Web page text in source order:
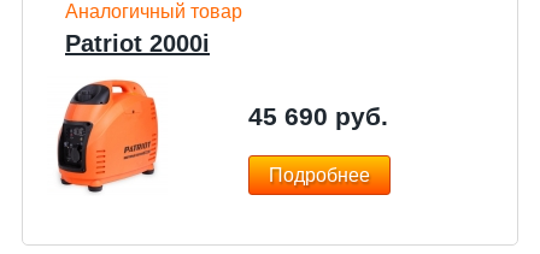
Аналогичный товар
Patriot 2000i
45 690 руб.
Подробнее